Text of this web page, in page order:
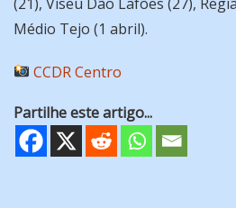
Médio Tejo (1 abril).
CCDR Centro
Partilhe este artigo...